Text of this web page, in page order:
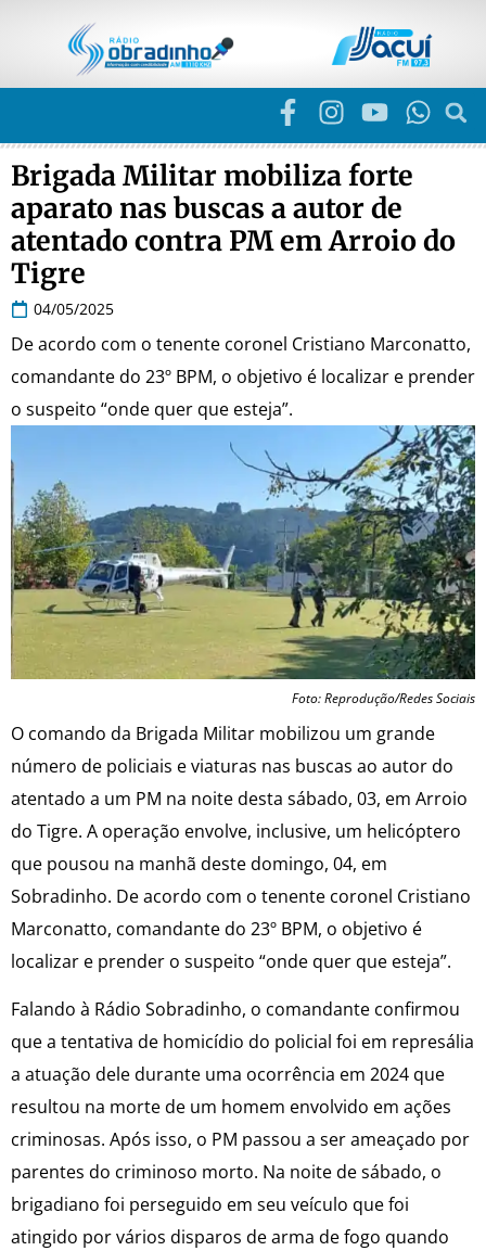
Brigada Militar mobiliza forte
aparato nas buscas a autor de
atentado contra PM em Arroio do
Tigre
04/05/2025
De acordo com o tenente coronel Cristiano Marconatto,
comandante do 23º BPM, o objetivo é localizar e prender
o suspeito “onde quer que esteja”.
Foto: Reprodução/Redes Sociais
O comando da Brigada Militar mobilizou um grande
número de policiais e viaturas nas buscas ao autor do
atentado a um PM na noite desta sábado, 03, em Arroio
do Tigre. A operação envolve, inclusive, um helicóptero
que pousou na manhã deste domingo, 04, em
Sobradinho. De acordo com o tenente coronel Cristiano
Marconatto, comandante do 23º BPM, o objetivo é
localizar e prender o suspeito “onde quer que esteja”.
Falando à Rádio Sobradinho, o comandante confirmou
que a tentativa de homicídio do policial foi em represália
a atuação dele durante uma ocorrência em 2024 que
resultou na morte de um homem envolvido em ações
criminosas. Após isso, o PM passou a ser ameaçado por
parentes do criminoso morto. Na noite de sábado, o
brigadiano foi perseguido em seu veículo que foi
atingido por vários disparos de arma de fogo quando